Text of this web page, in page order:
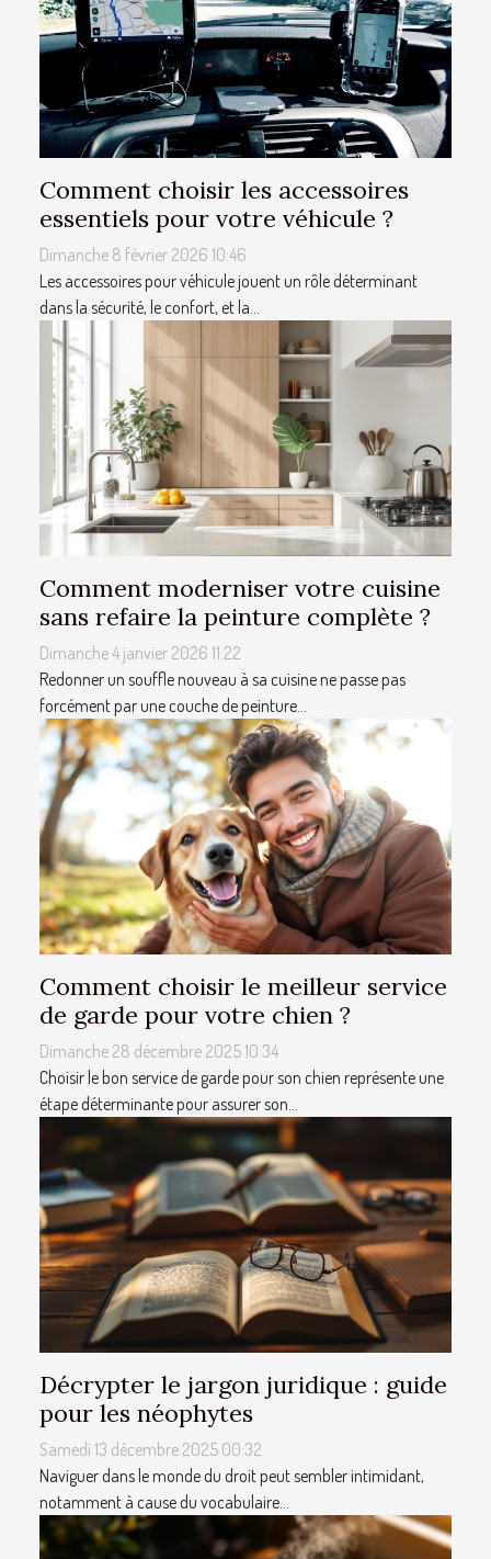
Comment choisir les accessoires
essentiels pour votre véhicule ?
Dimanche 8 février 2026 10:46
Les accessoires pour véhicule jouent un rôle déterminant
dans la sécurité, le confort, et la...
Comment moderniser votre cuisine
sans refaire la peinture complète ?
Dimanche 4 janvier 2026 11:22
Redonner un souffle nouveau à sa cuisine ne passe pas
forcément par une couche de peinture...
Comment choisir le meilleur service
de garde pour votre chien ?
Dimanche 28 décembre 2025 10:34
Choisir le bon service de garde pour son chien représente une
étape déterminante pour assurer son...
Décrypter le jargon juridique : guide
pour les néophytes
Samedi 13 décembre 2025 00:32
Naviguer dans le monde du droit peut sembler intimidant,
notamment à cause du vocabulaire...